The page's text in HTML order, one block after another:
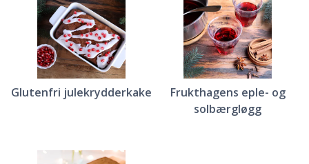
Glutenfri julekrydderkake
Frukthagens eple- og
solbærgløgg